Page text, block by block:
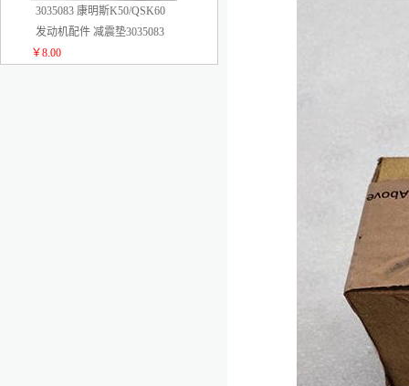
3035083 康明斯K50/QSK60
发动机配件 减震垫3035083
￥8.00